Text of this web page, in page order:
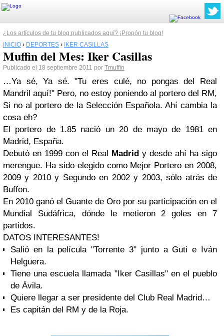
¿Los artículos de tu blog publicados aquí? ¡Propón tu blog!
INICIO › DEPORTES › IKER CASILLAS
Muffin del Mes: Iker Casillas
Publicado el 18 septiembre 2011 por Tmuffin
…Ya sé, Ya sé. "Tu eres culé, no pongas del Real
Mandril aquí!" Pero, no estoy poniendo al portero del RM,
Si no al portero de la Selección Española. Ahí cambia la
cosa eh?
El portero de 1.85 nació un 20 de mayo de 1981 en
Madrid, España.
Debutó en 1999 con el Real Madrid y desde ahí ha sigo
merengue. Ha sido elegido como Mejor Portero en 2008,
2009 y 2010 y Segundo en 2002 y 2003, sólo atrás de
Buffon.
En 2010 ganó el Guante de Oro por su participación en el
Mundial Sudáfrica, dónde le metieron 2 goles en 7
partidos.
DATOS INTERESANTES!
Salió en la película "Torrente 3" junto a Guti e Iván
Helguera.
Tiene una escuela llamada "Iker Casillas" en el pueblo
de Ávila.
Quiere llegar a ser presidente del Club Real Madrid…
Es capitán del RM y de la Roja.